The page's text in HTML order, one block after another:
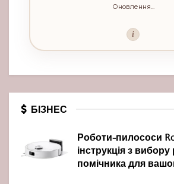
Оновлення...
i
БІЗНЕС
Роботи-пилососи
інструкція з
помічника для